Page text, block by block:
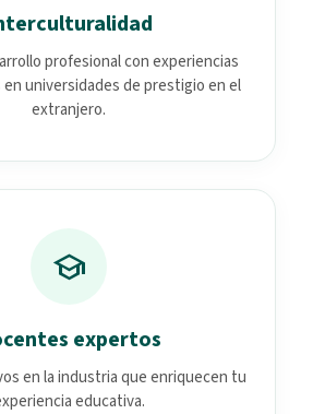
profesional con experiencias
universidades de prestigio en el
extranjero.
school
expertos
en la industria que enriquecen tu
educativa.